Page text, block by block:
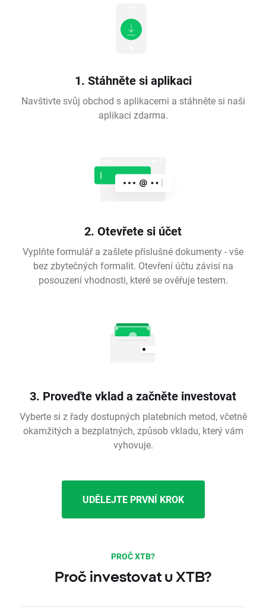
1. Stáhněte si aplikaci
Navštivte svůj obchod s aplikacemi a stáhněte si naši
aplikaci zdarma.
2. Otevřete si účet
Vyplňte formulář a zašlete příslušné dokumenty - vše
bez zbytečných formalit. Otevření účtu závisí na
posouzení vhodnosti, které se ověřuje testem.
3. Proveďte vklad a začněte investovat
Vyberte si z řady dostupných platebních metod, včetně
okamžitých a bezplatných, způsob vkladu, který vám
vyhovuje.
UDĚLEJTE PRVNÍ KROK
PROČ XTB?
Proč investovat u XTB?